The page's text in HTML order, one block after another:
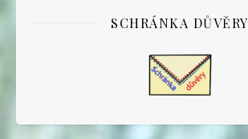
SCHRÁNKA DŮVĚRY